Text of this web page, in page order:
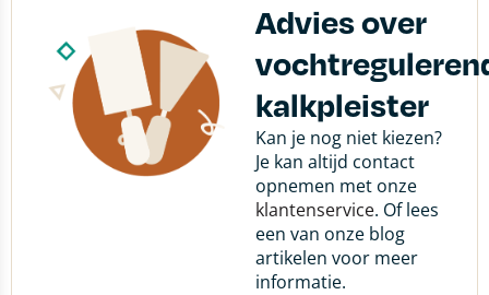
Advies over
kalkpleister
Kan je nog niet kiezen?
Je kan altijd contact
opnemen met onze
klantenservice. Of lees
een van onze blog
artikelen voor meer
informatie.